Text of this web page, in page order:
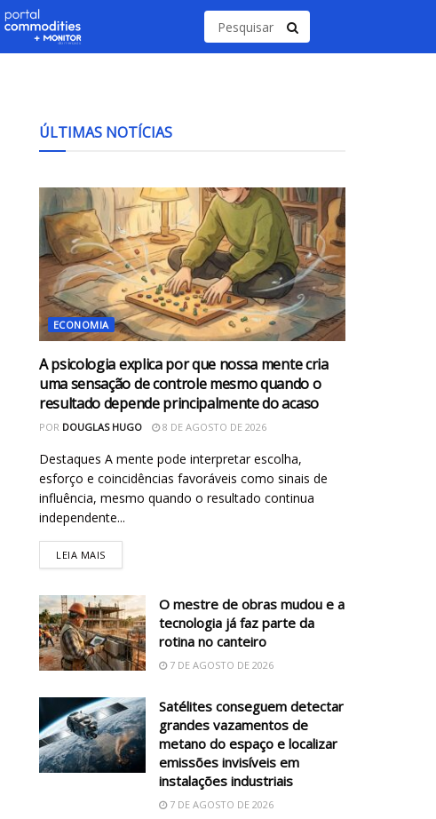
ÚLTIMAS NOTÍCIAS
ECONOMIA
A psicologia explica por que nossa mente cria
uma sensação de controle mesmo quando o
resultado depende principalmente do acaso
POR DOUGLAS HUGO 8 DE AGOSTO DE 2026
Destaques A mente pode interpretar escolha,
esforço e coincidências favoráveis como sinais de
influência, mesmo quando o resultado continua
independente...
LEIA MAIS
O mestre de obras mudou e a
tecnologia já faz parte da
rotina no canteiro
7 DE AGOSTO DE 2026
Satélites conseguem detectar
grandes vazamentos de
metano do espaço e localizar
emissões invisíveis em
instalações industriais
7 DE AGOSTO DE 2026